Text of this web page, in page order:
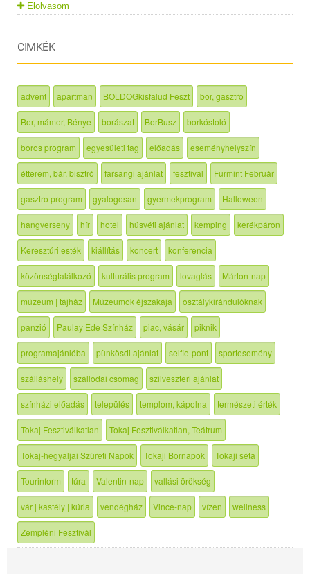
Elolvasom
CIMKÉK
advent apartman BOLDOGkisfalud Feszt bor, gasztro
Bor, mámor, Bénye borászat BorBusz borkóstoló
boros program egyesületi tag előadás eseményhelyszín
étterem, bár, bisztró farsangi ajánlat fesztivál Furmint Február
gasztro program gyalogosan gyermekprogram Halloween
hangverseny hír hotel húsvéti ajánlat kemping kerékpáron
Keresztúri esték kiállítás koncert konferencia
közönségtalálkozó kulturális program lovaglás Márton-nap
múzeum | tájház Múzeumok éjszakája osztálykirándulóknak
panzió Paulay Ede Színház piac, vásár piknik
programajánlóba pünkösdi ajánlat selfie-pont sportesemény
szálláshely szállodai csomag szilveszteri ajánlat
színházi előadás település templom, kápolna természeti érték
Tokaj Fesztiválkatlan Tokaj Fesztiválkatlan, Teátrum
Tokaj-hegyaljai Szüreti Napok Tokaji Bornapok Tokaji séta
Tourinform túra Valentin-nap vallási örökség
vár | kastély | kúria vendégház Vince-nap vízen wellness
Zempléni Fesztivál